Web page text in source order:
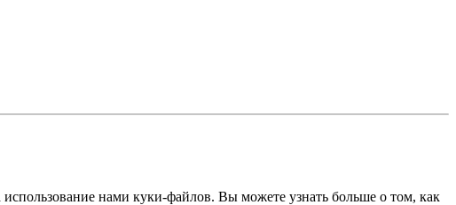
нами куки-файлов. Вы можете узнать больше о том, как